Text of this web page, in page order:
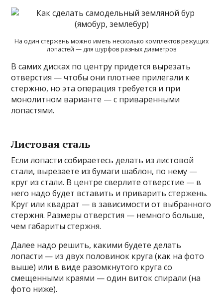
На один стержень можно иметь несколько комплектов режущих
лопастей — для шурфов разных диаметров
В самих дисках по центру придется вырезать
отверстия — чтобы они плотнее прилегали к
стержню, но эта операция требуется и при
монолитном варианте — с приваренными
лопастями.
Листовая сталь
Если лопасти собираетесь делать из листовой
стали, вырезаете из бумаги шаблон, по нему —
круг из стали. В центре сверлите отверстие — в
него надо будет вставить и приварить стержень.
Круг или квадрат — в зависимости от выбранного
стержня. Размеры отверстия — немного больше,
чем габариты стержня.
Далее надо решить, какими будете делать
лопасти — из двух половинок круга (как на фото
выше) или в виде разомкнутого круга со
смещенными краями — один виток спирали (на
фото ниже).